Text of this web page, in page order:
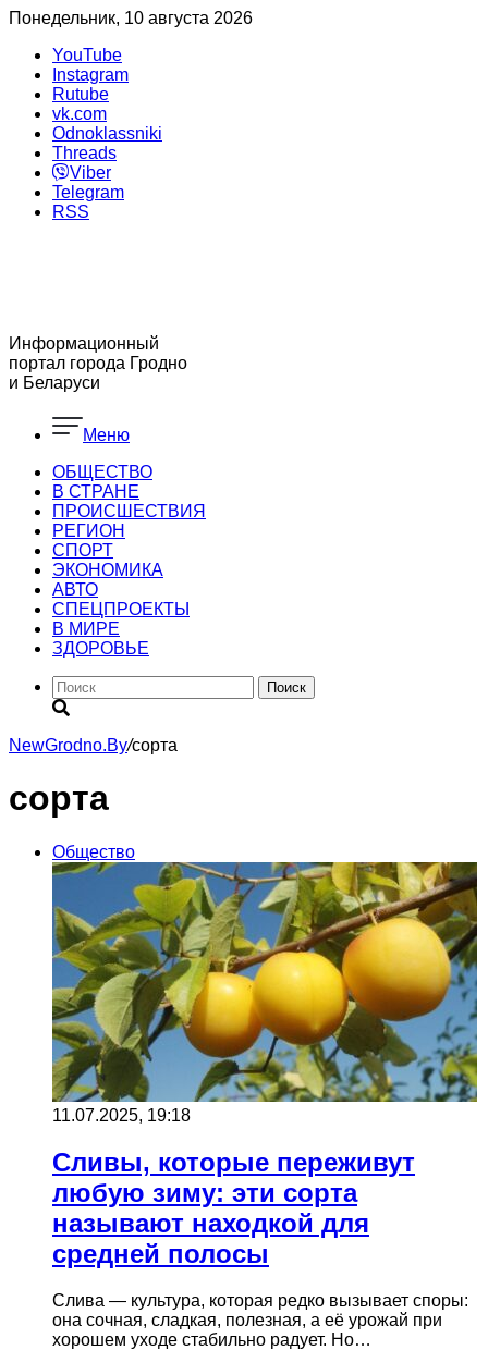
Понедельник, 10 августа 2026
YouTube
Instagram
Rutube
vk.com
Odnoklassniki
Threads
Viber
Telegram
RSS
Информационный
портал города Гродно
и Беларуси
Меню
ОБЩЕСТВО
В СТРАНЕ
ПРОИСШЕСТВИЯ
РЕГИОН
CПОРТ
ЭКОНОМИКА
АВТО
СПЕЦПРОЕКТЫ
В МИРЕ
ЗДОРОВЬЕ
Поиск
NewGrodno.By/сорта
сорта
Общество
11.07.2025, 19:18
Сливы, которые переживут
любую зиму: эти сорта
называют находкой для
средней полосы
Слива — культура, которая редко вызывает споры:
она сочная, сладкая, полезная, а её урожай при
хорошем уходе стабильно радует. Но…